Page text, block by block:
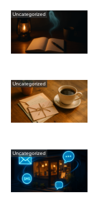
Uncategorized
Uncategorized
Uncategorized